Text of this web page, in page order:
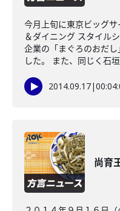
今月上旬に東京ビッグ
＆ダイニング スタイル
企業の「まぐろのおだ
した。 また、同じく石垣
2014.09.17|
尚育